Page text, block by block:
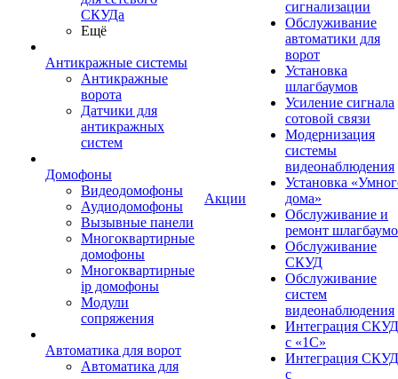
СКУДа
Ещё
Антикражные системы
Антикражные
ворота
Датчики для
антикражных
систем
Домофоны
Видеодомофоны
Аудиодомофоны
Вызывные панели
Многоквартирные
домофоны
Многоквартирные
ip домофоны
Модули
сопряжения
Автоматика для ворот
Автоматика для
Акции
сигнализации
Обслуживание
автоматики для
ворот
Установка
шлагбаумов
Усиление сигнала
сотовой связи
Модернизация
системы
видеонаблюдения
Установка
дома»
Обслуживание и
ремонт
Обслуживание
СКУД
Обслуживание
систем
видеонаблюдения
Интеграция СКУД
с «1С»
Интеграция СКУД
с